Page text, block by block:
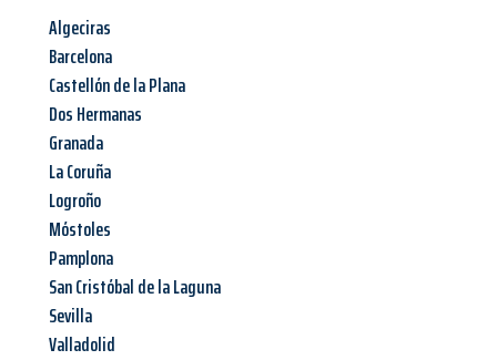
Algeciras
Barcelona
Castellón de la Plana
Dos Hermanas
Granada
La Coruña
Logroño
Móstoles
Pamplona
San Cristóbal de la Laguna
Sevilla
Valladolid